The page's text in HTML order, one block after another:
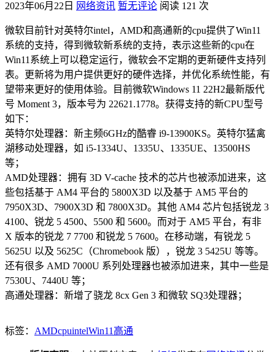
2023年06月22日 网络资讯 暂无评论 阅读 121 次
微软目前针对英特尔intel，AMD和高通新的cpu提供了Win11
系统的支持，得到微软新系统的支持，表示这些新的cpu在
Win11系统上可以稳定运行，微软会不定期的更新硬件支持列
表。更新将为用户提供更好的硬件选择，并优化系统性能，有
望带来更好的使用体验。目前微软Windows 11 22H2最新版代
号 Moment 3，版本号为 22621.1778。获得支持的新CPU型号
如下：
英特尔处理器：新主频6GHz的酷睿 i9-13900KS。英特尔猛禽
湖移动处理器，如 i5-1334U、1335U、1335UE、13500HS
等；
AMD处理器：拥有 3D V-cache 技术的芯片也被添加进来，这
些包括基于 AM4 平台的 5800X3D 以及基于 AM5 平台的
7950X3D、7900X3D 和 7800X3D。其他 AM4 芯片包括锐龙 3
4100、锐龙 5 4500、5500 和 5600。而对于 AM5 平台，有非
X 版本的锐龙 7 7700 和锐龙 5 7600。在移动端，有锐龙 5
5625U 以及 5625C（Chromebook 版），锐龙 3 5425U 等等。
还有很多 AMD 7000U 系列处理器也被添加进来，其中一些是
7530U、7440U 等；
高通处理器：新增了骁龙 8cx Gen 3 和微软 SQ3处理器；
标签： AMDcpuintelWin11 高通